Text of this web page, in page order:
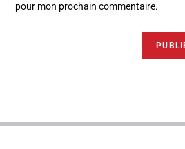
pour mon prochain commentaire.